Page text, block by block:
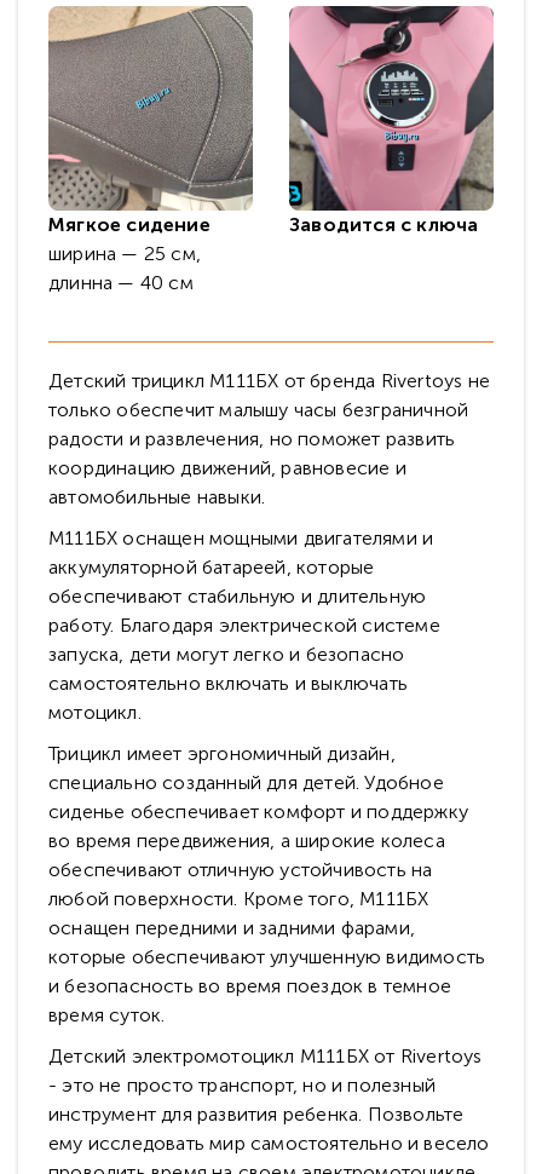
Мягкое сидение
ширина — 25 см,
длинна — 40 см
Заводится с ключа
Детский трицикл М111БХ от бренда Rivertoys не
только обеспечит малышу часы безграничной
радости и развлечения, но поможет развить
координацию движений, равновесие и
автомобильные навыки.
М111БХ оснащен мощными двигателями и
аккумуляторной батареей, которые
обеспечивают стабильную и длительную
работу. Благодаря электрической системе
запуска, дети могут легко и безопасно
самостоятельно включать и выключать
мотоцикл.
Трицикл имеет эргономичный дизайн,
специально созданный для детей. Удобное
сиденье обеспечивает комфорт и поддержку
во время передвижения, а широкие колеса
обеспечивают отличную устойчивость на
любой поверхности. Кроме того, М111БХ
оснащен передними и задними фарами,
которые обеспечивают улучшенную видимость
и безопасность во время поездок в темное
время суток.
Детский электромотоцикл М111БХ от Rivertoys
- это не просто транспорт, но и полезный
инструмент для развития ребенка. Позвольте
ему исследовать мир самостоятельно и весело